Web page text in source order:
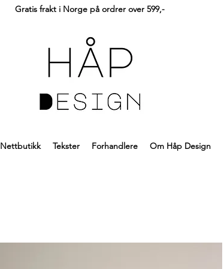
Nettbutikk Tekster Forhandlere Om Håp Design
Gratis frakt i Norge på ordrer over 599,-